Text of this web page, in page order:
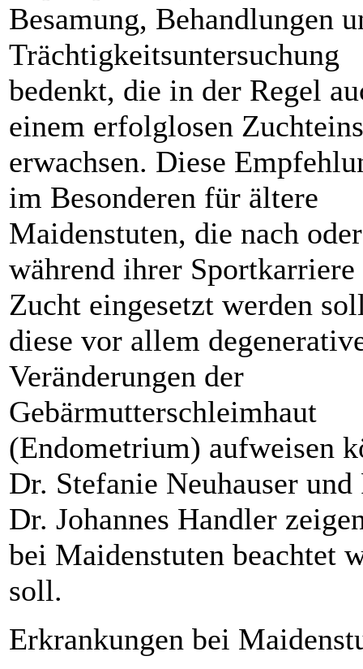
Besamung, Behandlungen
Trächtigkeitsuntersuchung
bedenkt, die in der Regel
einem erfolglosen
erwachsen. Diese
im Besonderen für ältere
Maidenstuten, die nach
während ihrer Sportkarriere
Zucht eingesetzt werden
diese vor allem
Veränderungen der
Gebärmutterschleimhaut
(Endometrium) aufweisen
Dr. Stefanie Neuhauser
Dr. Johannes Handler
bei Maidenstuten beachtet
soll.
Erkrankungen bei